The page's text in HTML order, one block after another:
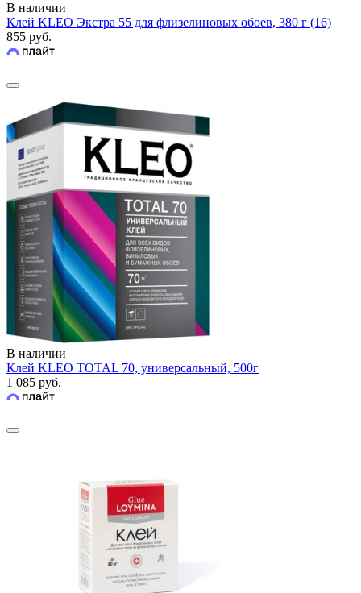
В наличии
Клей KLEO Экстра 55 для флизелиновых обоев, 380 г (16)
855 руб.
В наличии
Клей KLEO TOTAL 70, универсальный, 500г
1 085 руб.